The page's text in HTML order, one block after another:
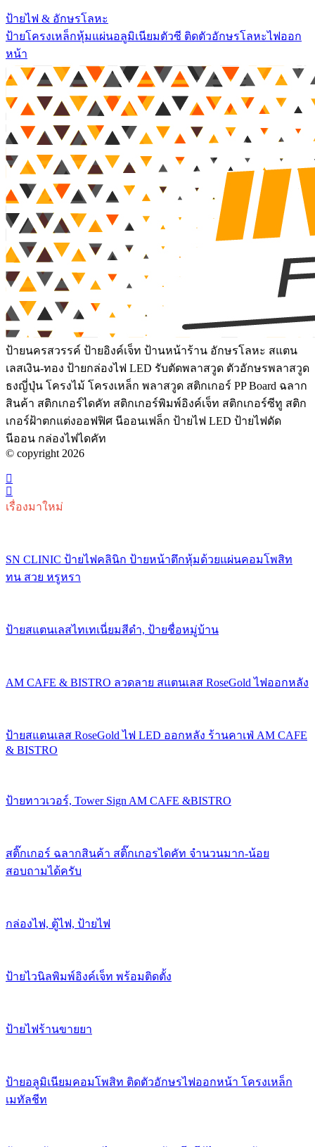
ป้ายไฟ & อักษรโลหะ
ป้ายโครงเหล็กหุ้มแผ่นอลูมิเนียมตัวซี ติดตัวอักษรโลหะไฟออก
หน้า
ป้ายนครสวรรค์ ป้ายอิงค์เจ็ท ป้านหน้าร้าน อักษรโลหะ สแตน
เลสเงิน-ทอง ป้ายกล่องไฟ LED รับตัดพลาสวูด ตัวอักษรพลาสวูด
ธงญี่ปุ่น โครงไม้ โครงเหล็ก พลาสวูด สติกเกอร์ PP Board ฉลาก
สินค้า สติกเกอร์ไดคัท สติกเกอร์พิมพ์อิงค์เจ็ท สติกเกอร์ซีทู สติก
เกอร์ฝ้าตกแต่งออฟฟิศ นีออนเฟล็ก ป้ายไฟ LED ป้ายไฟดัด
นีออน กล่องไฟไดคัท
© copyright 2026
เรื่องมาใหม่
SN CLINIC ป้ายไฟคลินิก ป้ายหน้าตึกหุ้มด้วยแผ่นคอมโพสิท
ทน สวย หรูหรา
ป้ายสแตนเลสไทเทเนี่ยมสีดำ, ป้ายชื่อหมู่บ้าน
AM CAFE & BISTRO ลวดลาย สแตนเลส RoseGold ไฟออกหลัง
ป้ายสแตนเลส RoseGold ไฟ LED ออกหลัง ร้านคาเฟ่ AM CAFE
& BISTRO
ป้ายทาวเวอร์, Tower Sign AM CAFE &BISTRO
สติ๊กเกอร์ ฉลากสินค้า สติ๊กเกอรไดคัท จำนวนมาก-น้อย
สอบถามได้ครับ
กล่องไฟ, ตู้ไฟ, ป้ายไฟ
ป้ายไวนิลพิมพ์อิงค์เจ็ท พร้อมติดตั้ง
ป้ายไฟร้านขายยา
ป้ายอลูมิเนียมคอมโพสิท ติดตัวอักษรไฟออกหน้า โครงเหล็ก
เมทัลชีท